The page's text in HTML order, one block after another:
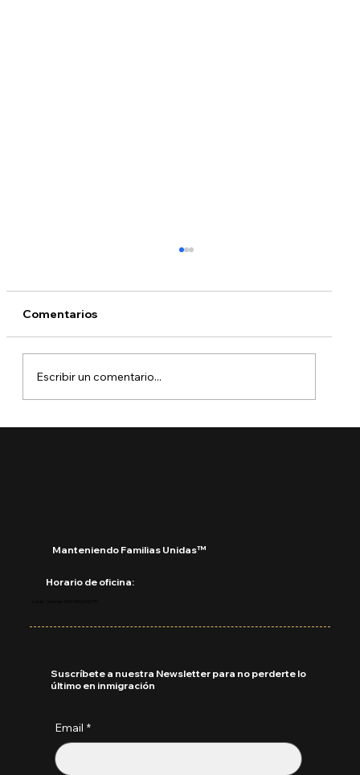
¿Qué está pasando con DACA?
Comentarios
Escribir un comentario...
Manteniendo Familias Unidas™
Horario de oficina:
Email *
Suscríbete a nuestra Newsletter para no perderte lo
último en inmigración